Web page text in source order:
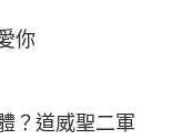
你
？道威聖二軍